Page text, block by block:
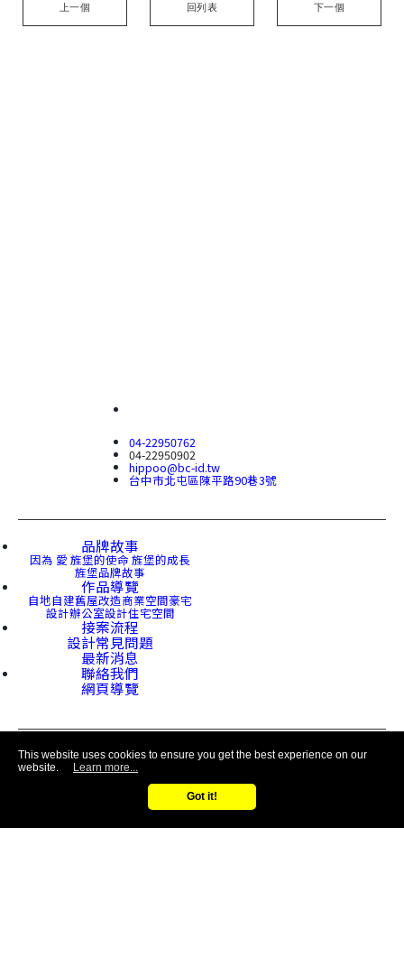
上一個 回列表 下一個
04-22950762
04-22950902
hippoo@bc-id.tw
台中市北屯區陳平路90巷3號
品牌故事
因為 愛 旌堡的使命 旌堡的成長
旌堡品牌故事
作品導覽
自地自建舊屋改造商業空間豪宅
設計辦公室設計住宅空間
接案流程
設計常見問題
最新消息
聯絡我們
網頁導覽
諮詢專線
0800-525-188
Follow Us
This website uses cookies to ensure you get the best experience on our
website.
Learn more...
Got it!